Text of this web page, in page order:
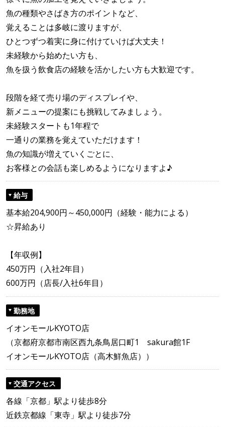
魚の種類やさばき方のポイントなど、
覚えることは多岐に渡りますが、
ひとつずつ着実に身に付けていけば大丈夫！
未経験から始めたい方も、
魚を扱う飲食店の経験を活かしたい方も大歓迎です。
段階を経て売り場のディスプレイや、
新メニューの提案にも挑戦してみましょう。
未経験スタートも1年程で
一通りの業務を覚えていただけます！
魚の知識が増えていくごとに、
お客様との会話も楽しめるようになりますよ♪
給与
基本給204,900円～450,000円（経験・能力による）
☆昇給あり
【年収例】
450万円（入社2年目）
600万円（店長/入社6年目）
勤務地
イオンモールKYOTO店
（京都府京都市南区西九条鳥居口町1 sakura館1F
イオンモールKYOTO店（高木鮮魚店））
交通アクセス
各線「京都」駅より徒歩8分
近鉄京都線「東寺」駅より徒歩7分